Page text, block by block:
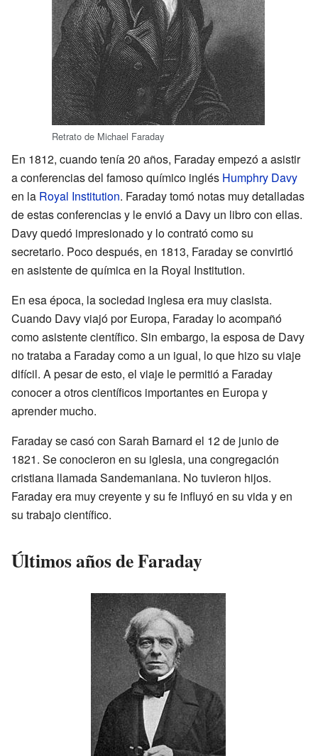
Retrato de Michael Faraday
En 1812, cuando tenía 20 años, Faraday empezó a asistir
a conferencias del famoso químico inglés Humphry Davy
en la Royal Institution. Faraday tomó notas muy detalladas
de estas conferencias y le envió a Davy un libro con ellas.
Davy quedó impresionado y lo contrató como su
secretario. Poco después, en 1813, Faraday se convirtió
en asistente de química en la Royal Institution.
En esa época, la sociedad inglesa era muy clasista.
Cuando Davy viajó por Europa, Faraday lo acompañó
como asistente científico. Sin embargo, la esposa de Davy
no trataba a Faraday como a un igual, lo que hizo su viaje
difícil. A pesar de esto, el viaje le permitió a Faraday
conocer a otros científicos importantes en Europa y
aprender mucho.
Faraday se casó con Sarah Barnard el 12 de junio de
1821. Se conocieron en su iglesia, una congregación
cristiana llamada Sandemaniana. No tuvieron hijos.
Faraday era muy creyente y su fe influyó en su vida y en
su trabajo científico.
Últimos años de Faraday